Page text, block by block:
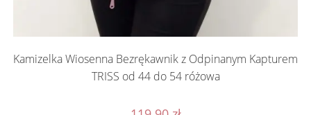
Kamizelka Wiosenna Bezrękawnik z Odpinanym Kapturem
TRISS od 44 do 54 różowa